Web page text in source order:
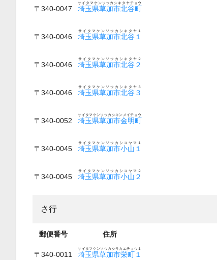
〒340-0047 埼玉県草加市北谷町
サイタマケンソウカシキタヤチョウ
〒340-0046 埼玉県草加市北谷１
サイタマケンソウカシキタヤ１
〒340-0046 埼玉県草加市北谷２
サイタマケンソウカシキタヤ２
〒340-0046 埼玉県草加市北谷３
サイタマケンソウカシキタヤ３
〒340-0052 埼玉県草加市金明町
サイタマケンソウカシキンメイチョウ
〒340-0045 埼玉県草加市小山１
サイタマケンソウカシコヤマ１
〒340-0045 埼玉県草加市小山２
サイタマケンソウカシコヤマ２
さ行
郵便番号 住所
〒340-0011 埼玉県草加市栄町１
サイタマケンソウカシサカエチョウ１